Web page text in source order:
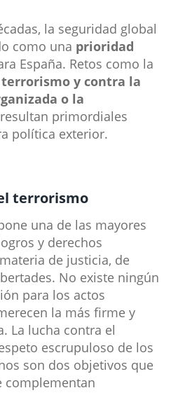
la seguridad global
como una prioridad
España. Retos como la
y contra la
o la
resultan primordiales
política exterior.
terrorismo
una de las mayores
y derechos
de justicia, de
No existe ningún
para los actos
la más firme y
La lucha contra el
escrupuloso de los
son dos objetivos que
complementan